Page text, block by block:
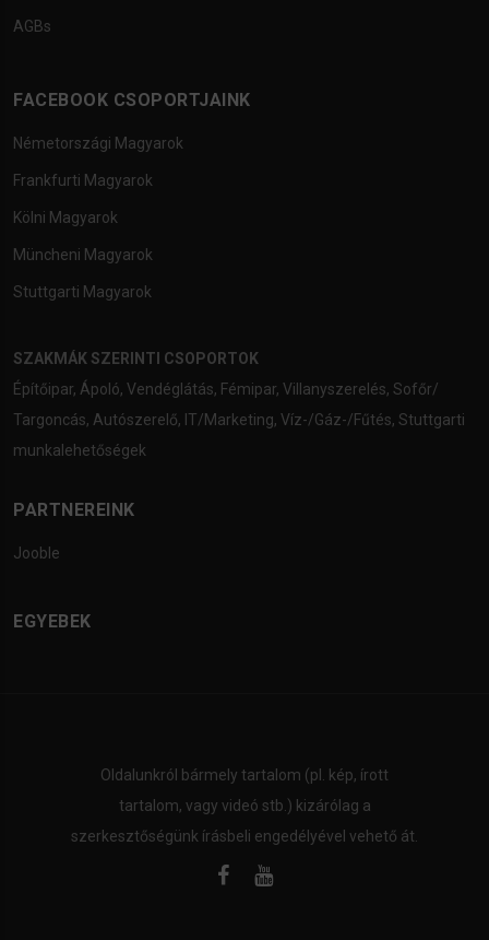
AGBs
FACEBOOK CSOPORTJAINK
Németországi Magyarok
Frankfurti Magyarok
Kölni Magyarok
Müncheni Magyarok
Stuttgarti Magyarok
SZAKMÁK SZERINTI CSOPORTOK
Építőipar, Ápoló, Vendéglátás, Fémipar, Villanyszerelés, Sofőr/
Targoncás, Autószerelő, IT/Marketing, Víz-/Gáz-/Fűtés, Stuttgarti
munkalehetőségek
PARTNEREINK
Jooble
EGYEBEK
Oldalunkról bármely tartalom (pl. kép, írott
tartalom, vagy videó stb.) kizárólag a
szerkesztőségünk írásbeli engedélyével vehető át.